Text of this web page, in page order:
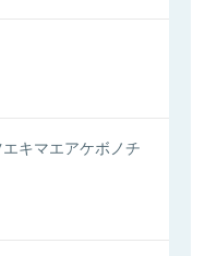
キマエアケボノチ